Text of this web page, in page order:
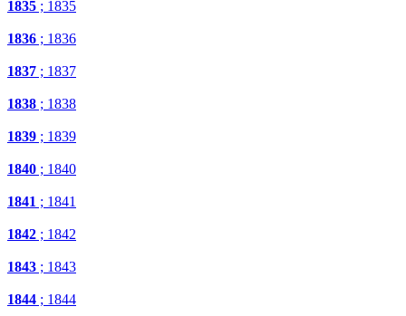
1835 ; 1835
1836 ; 1836
1837 ; 1837
1838 ; 1838
1839 ; 1839
1840 ; 1840
1841 ; 1841
1842 ; 1842
1843 ; 1843
1844 ; 1844